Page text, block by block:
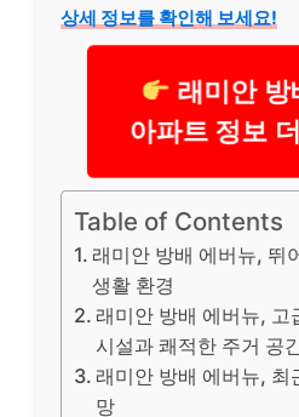
상세 정보를 확인해 보세요!
래미안 방
아파트 정보
Table of Contents
래미안 방배 에버뉴, 뛰
생활 환경
래미안 방배 에버뉴, 고
시설과 쾌적한 주거 공
래미안 방배 에버뉴, 최
망